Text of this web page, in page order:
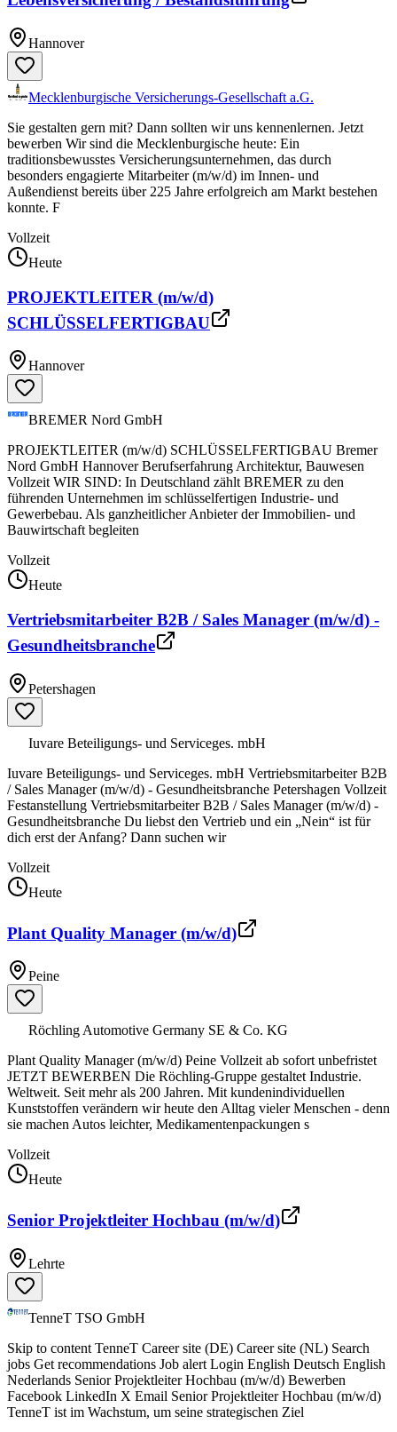
Hannover
Mecklenburgische Versicherungs-Gesellschaft a.G.
Sie gestalten gern mit? Dann sollten wir uns kennenlernen. Jetzt
bewerben Wir sind die Mecklenburgische heute: Ein
traditionsbewusstes Versicherungsunternehmen, das durch
besonders engagierte Mitarbeiter (m/w/d) im Innen- und
Außendienst bereits über 225 Jahre erfolgreich am Markt bestehen
konnte. F
Vollzeit
Heute
PROJEKTLEITER (m/w/d)
SCHLÜSSELFERTIGBAU
Hannover
BREMER Nord GmbH
PROJEKTLEITER (m/w/d) SCHLÜSSELFERTIGBAU Bremer
Nord GmbH Hannover Berufserfahrung Architektur, Bauwesen
Vollzeit WIR SIND: In Deutschland zählt BREMER zu den
führenden Unternehmen im schlüsselfertigen Industrie- und
Gewerbebau. Als ganzheitlicher Anbieter der Immobilien- und
Bauwirtschaft begleiten
Vollzeit
Heute
Vertriebsmitarbeiter B2B / Sales Manager (m/w/d) -
Gesundheitsbranche
Petershagen
Iuvare Beteiligungs- und Serviceges. mbH
Iuvare Beteiligungs- und Serviceges. mbH Vertriebsmitarbeiter B2B
/ Sales Manager (m/w/d) - Gesundheitsbranche Petershagen Vollzeit
Festanstellung Vertriebsmitarbeiter B2B / Sales Manager (m/w/d) -
Gesundheitsbranche Du liebst den Vertrieb und ein „Nein“ ist für
dich erst der Anfang? Dann suchen wir
Vollzeit
Heute
Plant Quality Manager (m/w/d)
Peine
Röchling Automotive Germany SE & Co. KG
Plant Quality Manager (m/w/d) Peine Vollzeit ab sofort unbefristet
JETZT BEWERBEN Die Röchling-Gruppe gestaltet Industrie.
Weltweit. Seit mehr als 200 Jahren. Mit kundenindividuellen
Kunststoffen verändern wir heute den Alltag vieler Menschen - denn
sie machen Autos leichter, Medikamentenpackungen s
Vollzeit
Heute
Senior Projektleiter Hochbau (m/w/d)
Lehrte
TenneT TSO GmbH
Skip to content TenneT Career site (DE) Career site (NL) Search
jobs Get recommendations Job alert Login English Deutsch English
Nederlands Senior Projektleiter Hochbau (m/w/d) Bewerben
Facebook LinkedIn X Email Senior Projektleiter Hochbau (m/w/d)
TenneT ist im Wachstum, um seine strategischen Ziel